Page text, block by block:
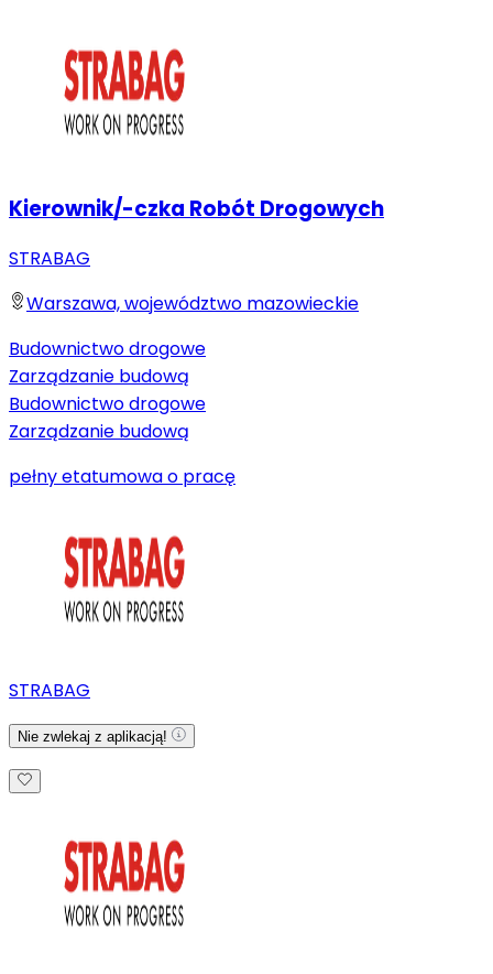
Kierownik/-czka Robót Drogowych
STRABAG
Warszawa, województwo mazowieckie
Budownictwo drogowe
Zarządzanie budową
Budownictwo drogowe
Zarządzanie budową
pełny etatumowa o pracę
STRABAG
Nie zwlekaj z aplikacją!